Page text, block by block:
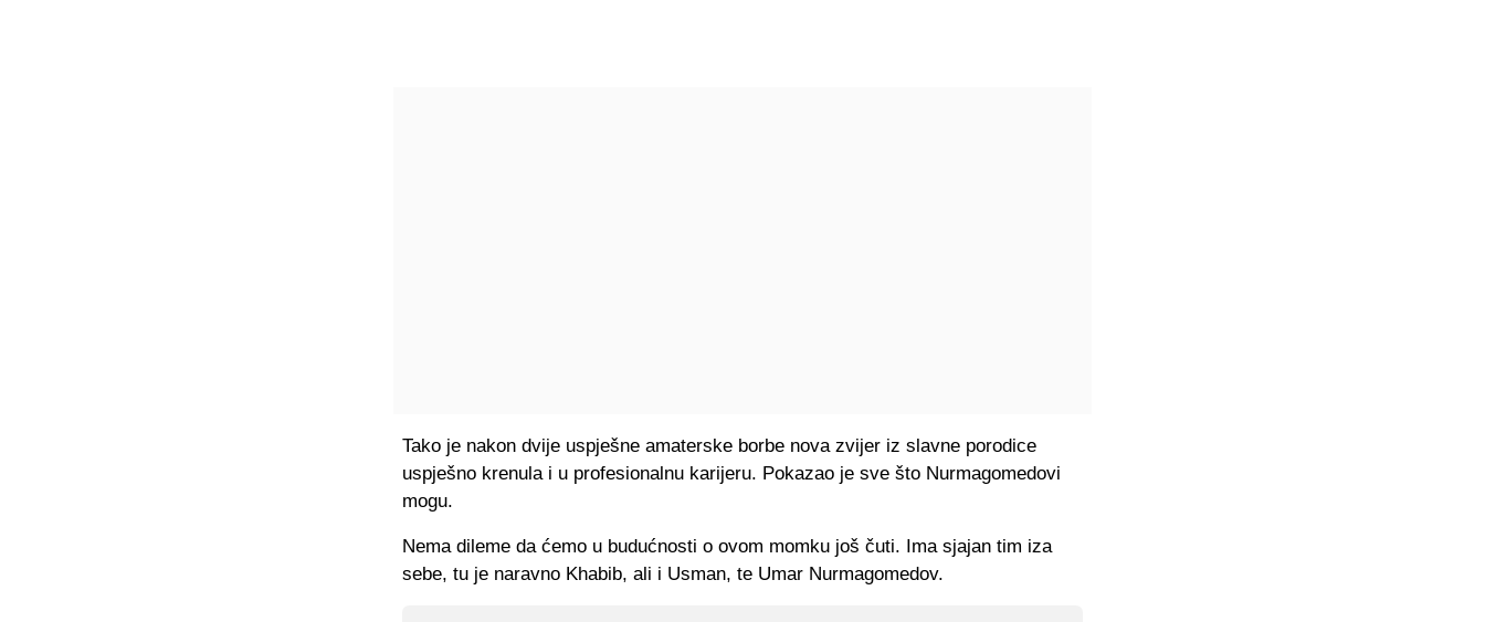
Tako je nakon dvije uspješne amaterske borbe nova zvijer iz slavne porodice
uspješno krenula i u profesionalnu karijeru. Pokazao je sve što Nurmagomedovi
mogu.
Nema dileme da ćemo u budućnosti o ovom momku još čuti. Ima sjajan tim iza
sebe, tu je naravno Khabib, ali i Usman, te Umar Nurmagomedov.